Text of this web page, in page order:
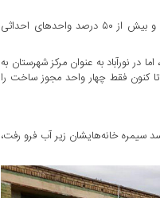
در معمولان از دو هزار و ۴۰۰ واحد آسیب دیده تعمیری و تخریبی، حدود ۹۰ درصد واحدهای تعمیری و بیش از ۵۰ درصد واحدهای احداثی
آن روند خوبی دارد، اما در نورآباد به عنوان مرکز شهرستان به
است و از ۱۶۸ واحد مسکونی آسیب دیده تا کنون فقط چهار واحد مجوز ساخت را
دریاچه سد سیمره خانه‌هایشان زیر آب فرو رفت،